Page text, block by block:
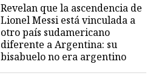
Revelan que la ascendencia de
Lionel Messi está vinculada a
otro país sudamericano
diferente a Argentina: su
bisabuelo no era argentino